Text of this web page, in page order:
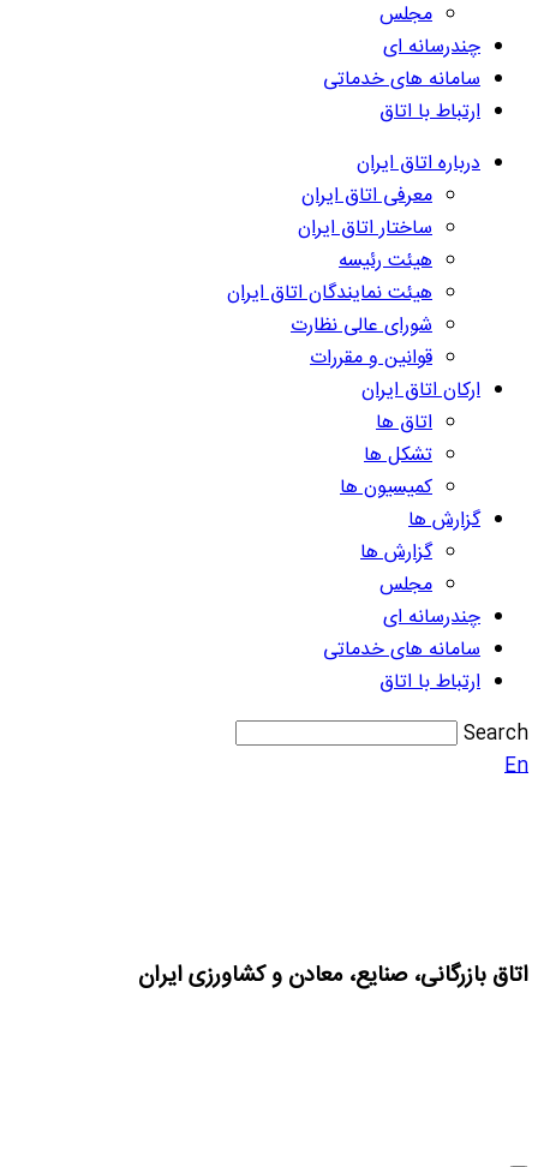
مجلس
چندرسانه ای
سامانه های خدماتی
ارتباط با اتاق
درباره اتاق ایران
معرفی اتاق ایران
ساختار اتاق ایران
هیئت رئیسه
هیئت نمایندگان اتاق ایران
شورای عالی نظارت
قوانین و مقررات
ارکان اتاق ایران
اتاق ها
تشکل ها
کمیسیون ها
گزارش ها
گزارش ها
مجلس
چندرسانه ای
سامانه های خدماتی
ارتباط با اتاق
Search
En
اتاق بازرگانی، صنایع، معادن و کشاورزی ایران